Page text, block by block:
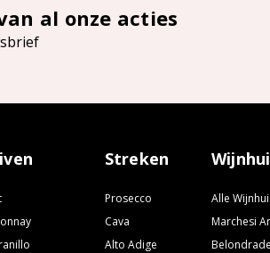
al onze acties
Streken
Prosecco
Cava
Alto Adige
Alle
Marchesi
Belondrade